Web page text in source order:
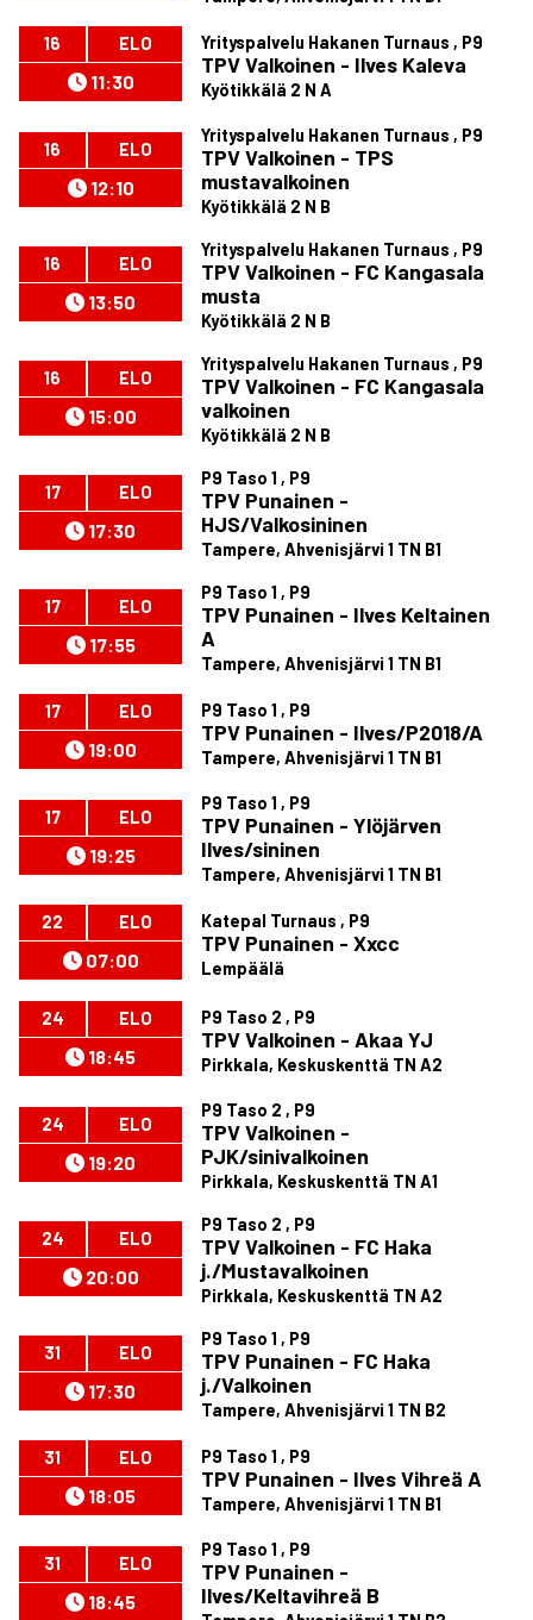
16 ELO
11:30
Yrityspalvelu Hakanen Turnaus , P9
TPV Valkoinen - Ilves Kaleva
Kyötikkälä 2 N A
16 ELO
12:10
Yrityspalvelu Hakanen Turnaus , P9
TPV Valkoinen - TPS
mustavalkoinen
Kyötikkälä 2 N B
16 ELO
13:50
Yrityspalvelu Hakanen Turnaus , P9
TPV Valkoinen - FC Kangasala
musta
Kyötikkälä 2 N B
16 ELO
15:00
Yrityspalvelu Hakanen Turnaus , P9
TPV Valkoinen - FC Kangasala
valkoinen
Kyötikkälä 2 N B
17 ELO
17:30
P9 Taso 1 , P9
TPV Punainen -
HJS/Valkosininen
Tampere, Ahvenisjärvi 1 TN B1
17 ELO
17:55
P9 Taso 1 , P9
TPV Punainen - Ilves Keltainen
A
Tampere, Ahvenisjärvi 1 TN B1
17 ELO
19:00
P9 Taso 1 , P9
TPV Punainen - Ilves/P2018/A
Tampere, Ahvenisjärvi 1 TN B1
17 ELO
19:25
P9 Taso 1 , P9
TPV Punainen - Ylöjärven
Ilves/sininen
Tampere, Ahvenisjärvi 1 TN B1
22 ELO
07:00
Katepal Turnaus , P9
TPV Punainen - Xxcc
Lempäälä
24 ELO
18:45
P9 Taso 2 , P9
TPV Valkoinen - Akaa YJ
Pirkkala, Keskuskenttä TN A2
24 ELO
19:20
P9 Taso 2 , P9
TPV Valkoinen -
PJK/sinivalkoinen
Pirkkala, Keskuskenttä TN A1
24 ELO
20:00
P9 Taso 2 , P9
TPV Valkoinen - FC Haka
j./Mustavalkoinen
Pirkkala, Keskuskenttä TN A2
31 ELO
17:30
P9 Taso 1 , P9
TPV Punainen - FC Haka
j./Valkoinen
Tampere, Ahvenisjärvi 1 TN B2
31 ELO
18:05
P9 Taso 1 , P9
TPV Punainen - Ilves Vihreä A
Tampere, Ahvenisjärvi 1 TN B1
31 ELO
18:45
P9 Taso 1 , P9
TPV Punainen -
Ilves/Keltavihreä B